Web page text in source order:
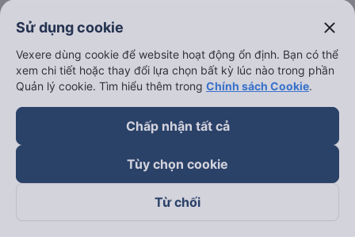
keyboard_arrow_down
Trở thành đối tác
Đối tác thanh toán
Sử dụng cookie close
Vexere dùng cookie để website hoạt động ổn định. Bạn có thể
xem chi tiết hoặc thay đổi lựa chọn bất kỳ lúc nào trong phần
Quản lý cookie. Tìm hiểu thêm trong Chính sách Cookie.
Chấp nhận tất cả
Tùy chọn cookie
Từ chối